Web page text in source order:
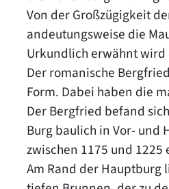
Von der Großzügigkeit
andeutungsweise die
Urkundlich erwähnt wird
Der romanische
Form. Dabei haben die
Der Bergfried befand
Burg baulich in Vor- und
zwischen 1175 und
Am Rand der